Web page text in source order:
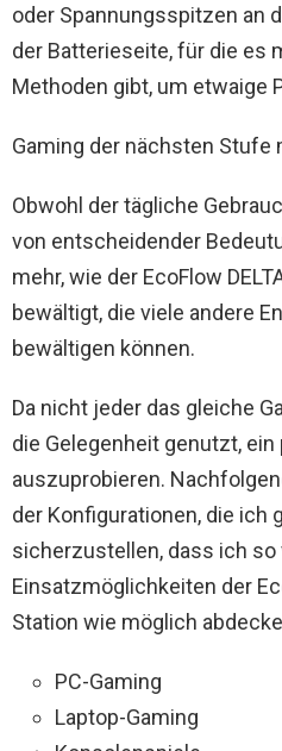
oder Spannungsspitzen an
der Batterieseite, für die es
Methoden gibt, um etwaige
Gaming der nächsten Stufe
Obwohl der tägliche
von entscheidender
mehr, wie der EcoFlow
bewältigt, die viele andere
bewältigen können.
Da nicht jeder das gleiche
die Gelegenheit genutzt, ein
auszuprobieren.
der Konfigurationen, die ich
sicherzustellen, dass ich so
Einsatzmöglichkeiten der
Station wie möglich
PC-Gaming
Laptop-Gaming